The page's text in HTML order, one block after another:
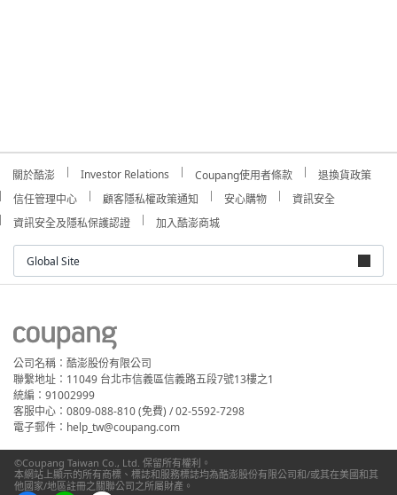
關於酷澎 Investor Relations Coupang使用者條款
退換貨政策
信任管理中心
顧客隱私權政策通知 安心購物
資訊安全
資訊安全及隱私保護認證
加入酷澎商城
Global Site
公司名稱：酷澎股份有限公司
聯繫地址：11049 台北市信義區信義路五段7號13樓之1
統編：91002999
客服中心：0809-088-810 (免費) / 02-5592-7298
電子郵件：help_tw@coupang.com
©Coupang Taiwan Co., Ltd. 保留所有權利。
本網站上顯示的所有商標、標誌和服務標誌均為酷澎股份有限公司和/或其在美國和其
他國家/地區註冊之關聯公司之所屬財產。